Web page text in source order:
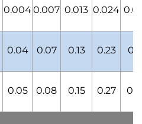
0.0040.007 0.013 0.024
0.04 0.07 0.13 0.23
0.05 0.08 0.15 0.27